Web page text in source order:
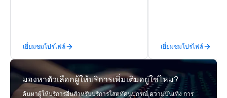
years of industry experience and
commitment to exceptional customer
service set us apart. We deliver
smart, reliable solutions designed to
make the end-user experience
เยี่ยมชมโปรไฟล์
enthusiasm after every
makes our approach
audience hears a
Spears, Bruno Mars,
เยี่ยมชมโปรไฟล์
มองหาตัวเลือกผู้ให้บริการเพิ่มเติมอยู่ใช่ไหม?
ค้นหาผู้ให้บริการอื่นสำหรับบริการโสตทัศนูปกรณ์ ความบันเทิง การ